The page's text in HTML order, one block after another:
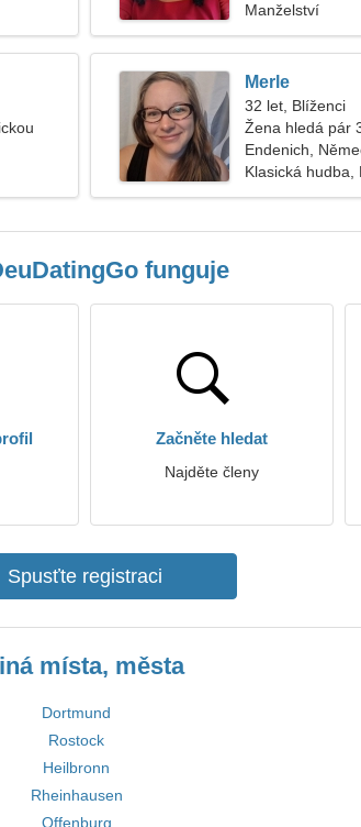
Manželství
Merle
32 let, Blíženci
Žena hledá pár
Endenich,
Klasická hudba,
funguje
Začněte hledat
Najděte členy
Spusťte registraci
místa, města
Dortmund
Rostock
Heilbronn
Rheinhausen
Offenburg